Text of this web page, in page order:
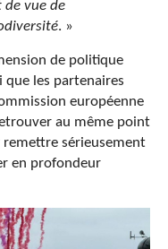
de vue de
. »
de politique
les partenaires
européenne
au même point
sérieusement
en profondeur